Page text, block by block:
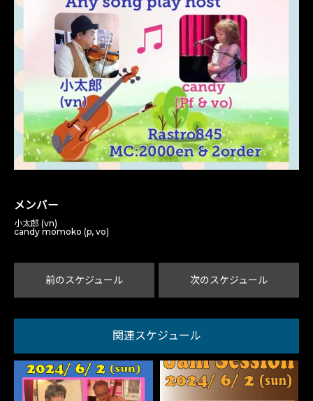
メンバー
小太郎 (vn)
candy momoko (p, vo)
前のスケジュール 次のスケジュール
関連スケジュール